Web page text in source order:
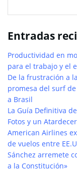
Entradas
Productividad en
para el trabajo y el
De la frustración a
promesa del surf
a Brasil
La Guía Definitiva
Fotos y un
American Airlines
de vuelos entre
Sánchez arremete
a la Constitución»